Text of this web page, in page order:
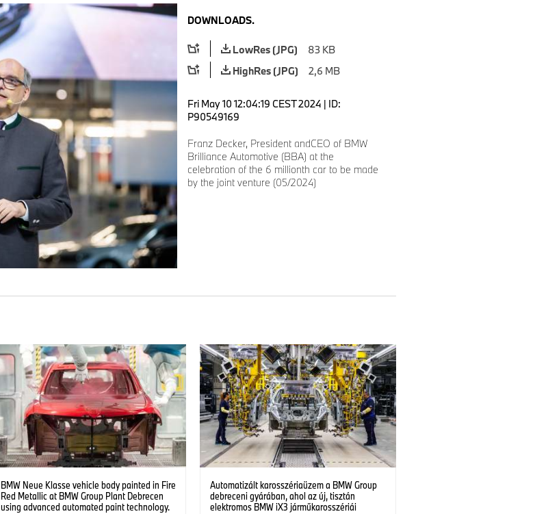
DOWNLOADS.
LowRes (JPG)
83 KB
HighRes (JPG)
2,6 MB
Fri May 10 12:04:19 CEST 2024 | ID:
P90549169
Franz Decker, President andCEO of BMW
Brilliance Automotive (BBA) at the
celebration of the 6 millionth car to be made
by the joint venture (05/2024)
BMW Neue Klasse vehicle body painted in Fire
Red Metallic at BMW Group Plant Debrecen
using advanced automated paint technology.
Automatizált karosszériaüzem a BMW Group
debreceni gyárában, ahol az új, tisztán
elektromos BMW iX3 járműkarosszériái